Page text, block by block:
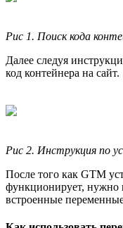
Рис 1. Поиск кода
Далее следуя
код контейнера на сайт.
Рис 2. Инструкция по
После того как GTM
функционирует, нужно
встроенные